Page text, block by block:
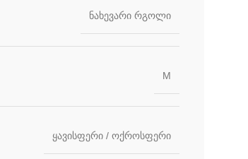
ნახევარი რგოლი
M
ყავისფერი / ოქროსფერი